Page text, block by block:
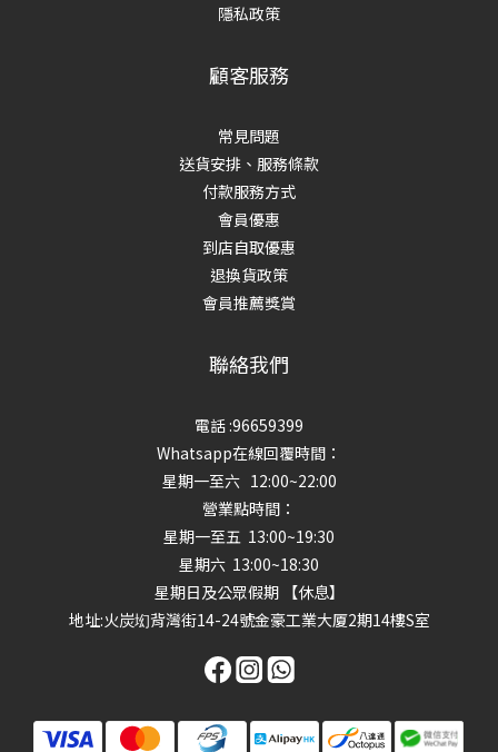
隱私政策
顧客服務
常見問題
送貨安排、服務條款
付款服務方式
會員優惠
到店自取優惠
退換貨政策
會員推薦獎賞
聯絡我們
電話 :96659399
Whatsapp在線回覆時間：
星期一至六 12:00~22:00
營業點時間：
星期一至五 13:00~19:30
星期六 13:00~18:30
星期日及公眾假期 【休息】
地址:火炭㘭背灣街14-24號金豪工業大厦2期14樓S室